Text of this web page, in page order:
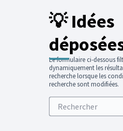
💡 Idées
Le formulaire ci-dessous
dynamiquement les
recherche lorsque les
recherche sont modifiées.